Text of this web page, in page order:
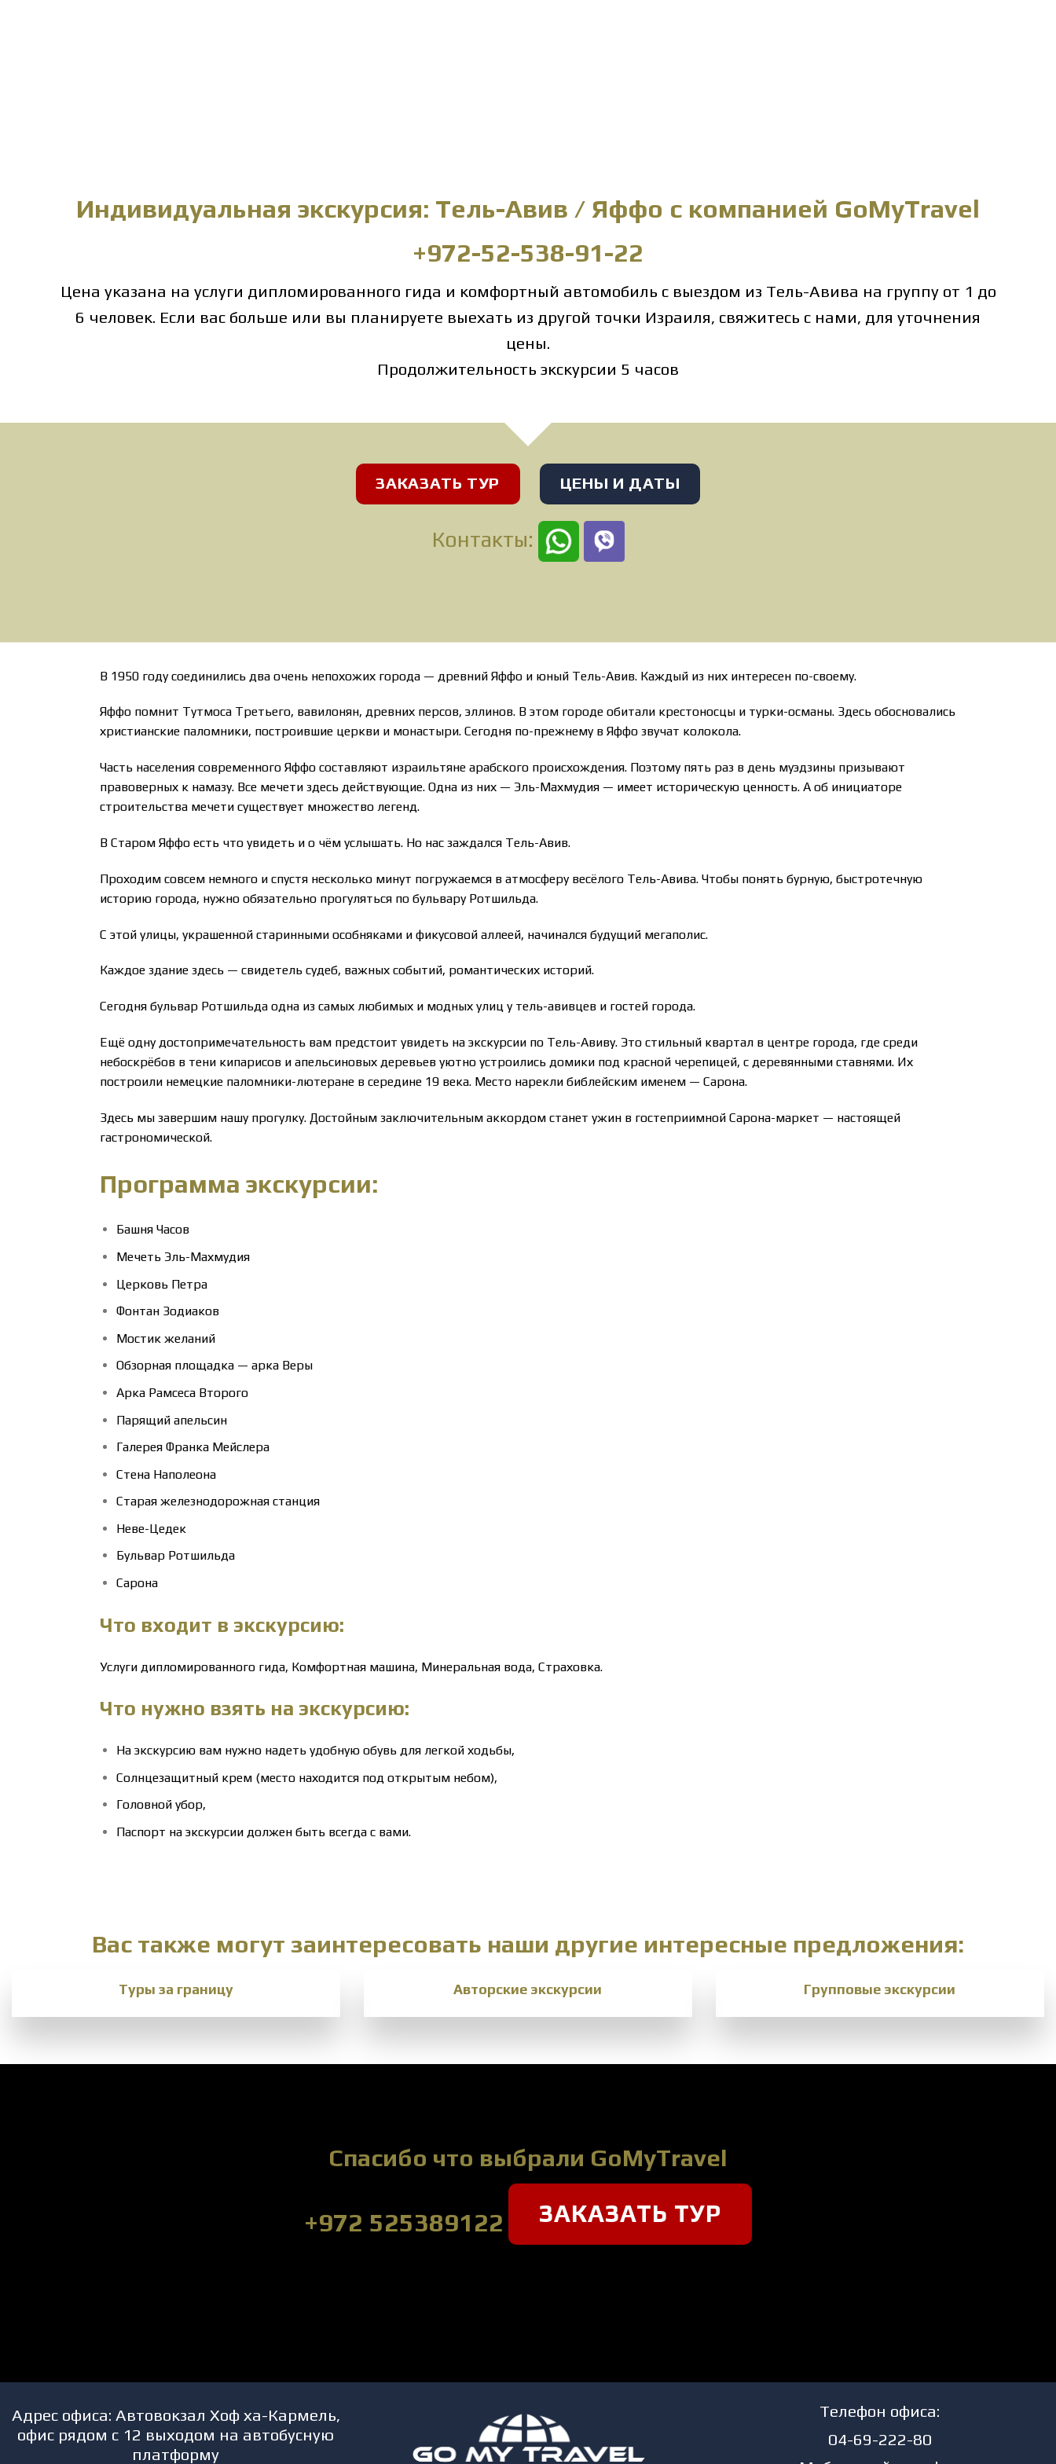
Индивидуальная экскурсия: Тель-Авив / Яффо с компанией GoMyTravel
+972-52-538-91-22
Цена указана на услуги дипломированного гида и комфортный автомобиль с выездом из Тель-Авива на группу от 1 до
6 человек. Если вас больше или вы планируете выехать из другой точки Израиля, свяжитесь с нами, для уточнения
цены.
Продолжительность экскурсии 5 часов
ЗАКАЗАТЬ ТУР ЦЕНЫ И ДАТЫ
Контакты:
В 1950 году соединились два очень непохожих города — древний Яффо и юный Тель-Авив. Каждый из них интересен по-своему.
Яффо помнит Тутмоса Третьего, вавилонян, древних персов, эллинов. В этом городе обитали крестоносцы и турки-османы. Здесь обосновались
христианские паломники, построившие церкви и монастыри. Сегодня по-прежнему в Яффо звучат колокола.
Часть населения современного Яффо составляют израильтяне арабского происхождения. Поэтому пять раз в день муэдзины призывают
правоверных к намазу. Все мечети здесь действующие. Одна из них — Эль-Махмудия — имеет историческую ценность. А об инициаторе
строительства мечети существует множество легенд.
В Старом Яффо есть что увидеть и о чём услышать. Но нас заждался Тель-Авив.
Проходим совсем немного и спустя несколько минут погружаемся в атмосферу весёлого Тель-Авива. Чтобы понять бурную, быстротечную
историю города, нужно обязательно прогуляться по бульвару Ротшильда.
С этой улицы, украшенной старинными особняками и фикусовой аллеей, начинался будущий мегаполис.
Каждое здание здесь — свидетель судеб, важных событий, романтических историй.
Сегодня бульвар Ротшильда одна из самых любимых и модных улиц у тель-авивцев и гостей города.
Ещё одну достопримечательность вам предстоит увидеть на экскурсии по Тель-Авиву. Это стильный квартал в центре города, где среди
небоскрёбов в тени кипарисов и апельсиновых деревьев уютно устроились домики под красной черепицей, с деревянными ставнями. Их
построили немецкие паломники-лютеране в середине 19 века. Место нарекли библейским именем — Сарона.
Здесь мы завершим нашу прогулку. Достойным заключительным аккордом станет ужин в гостеприимной Сарона-маркет — настоящей
гастрономической.
Программа экскурсии:
Башня Часов
Мечеть Эль-Махмудия
Церковь Петра
Фонтан Зодиаков
Мостик желаний
Обзорная площадка — арка Веры
Арка Рамсеса Второго
Парящий апельсин
Галерея Франка Мейслера
Стена Наполеона
Старая железнодорожная станция
Неве-Цедек
Бульвар Ротшильда
Сарона
Что входит в экскурсию:
Услуги дипломированного гида, Комфортная машина, Минеральная вода, Страховка.
Что нужно взять на экскурсию:
На экскурсию вам нужно надеть удобную обувь для легкой ходьбы,
Солнцезащитный крем (место находится под открытым небом),
Головной убор,
Паспорт на экскурсии должен быть всегда с вами.
Вас также могут заинтересовать наши другие интересные предложения:
Туры за границу Авторские экскурсии Групповые экскурсии
Спасибо что выбрали GoMyTravel
+972 525389122 ЗАКАЗАТЬ ТУР
Адрес офиса: Автовокзал Хоф ха-Кармель,
офис рядом с 12 выходом на автобусную
платформу
Телефон офиса:
04-69-222-80